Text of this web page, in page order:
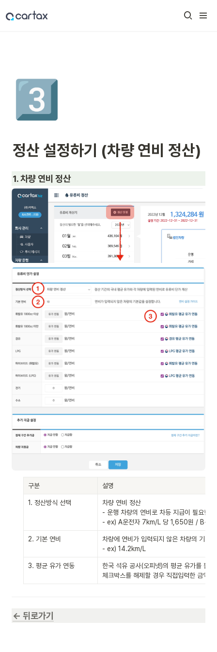
3️⃣
정산 설정하기 (차량 연비 정산)
1. 차량 연비 정산
구분 설명
1. 정산방식 선택
차량 연비 정산
- 운행 차량의 연비로 차등 지급이 필요한
- ex) A운전자 7km/L 당 1,650원 / B운
2. 기본 연비
차량에 연비가 입력되지 않은 차량의 기본
- ex) 14.2km/L
3. 평균 유가 연동
한국 석유 공사(오피넷)의 평균 유가를 활
체크박스를 해제할 경우 직접입력한 금액
← 뒤로가기